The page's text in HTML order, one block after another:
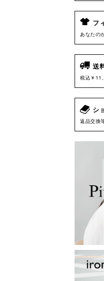
フ
あなたの
送
税込￥
シ
返品交換